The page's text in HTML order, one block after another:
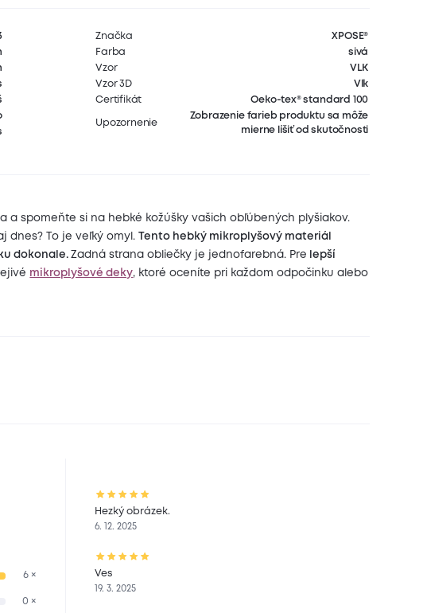
Značka
XPOSE®
Farba
sivá
Vzor
VLK
Vzor 3D
Vlk
Certifikát
Oeko-tex® standard 100
Upozornenie
Zobrazenie farieb produktu sa môže
mierne líšiť od skutočnosti
spomeňte si na hebké kožúšky vašich obľúbených plyšiakov.
dnes? To je veľký omyl.
Tento hebký mikroplyšový materiál
dokonale.Zadná strana obliečky je jednofarebná. Pre
lepší
mikroplyšové deky, ktoré oceníte pri každom odpočinku alebo
6 ×
0 ×
Hezký obrázek.
6. 12. 2025
Ves
19. 3. 2025